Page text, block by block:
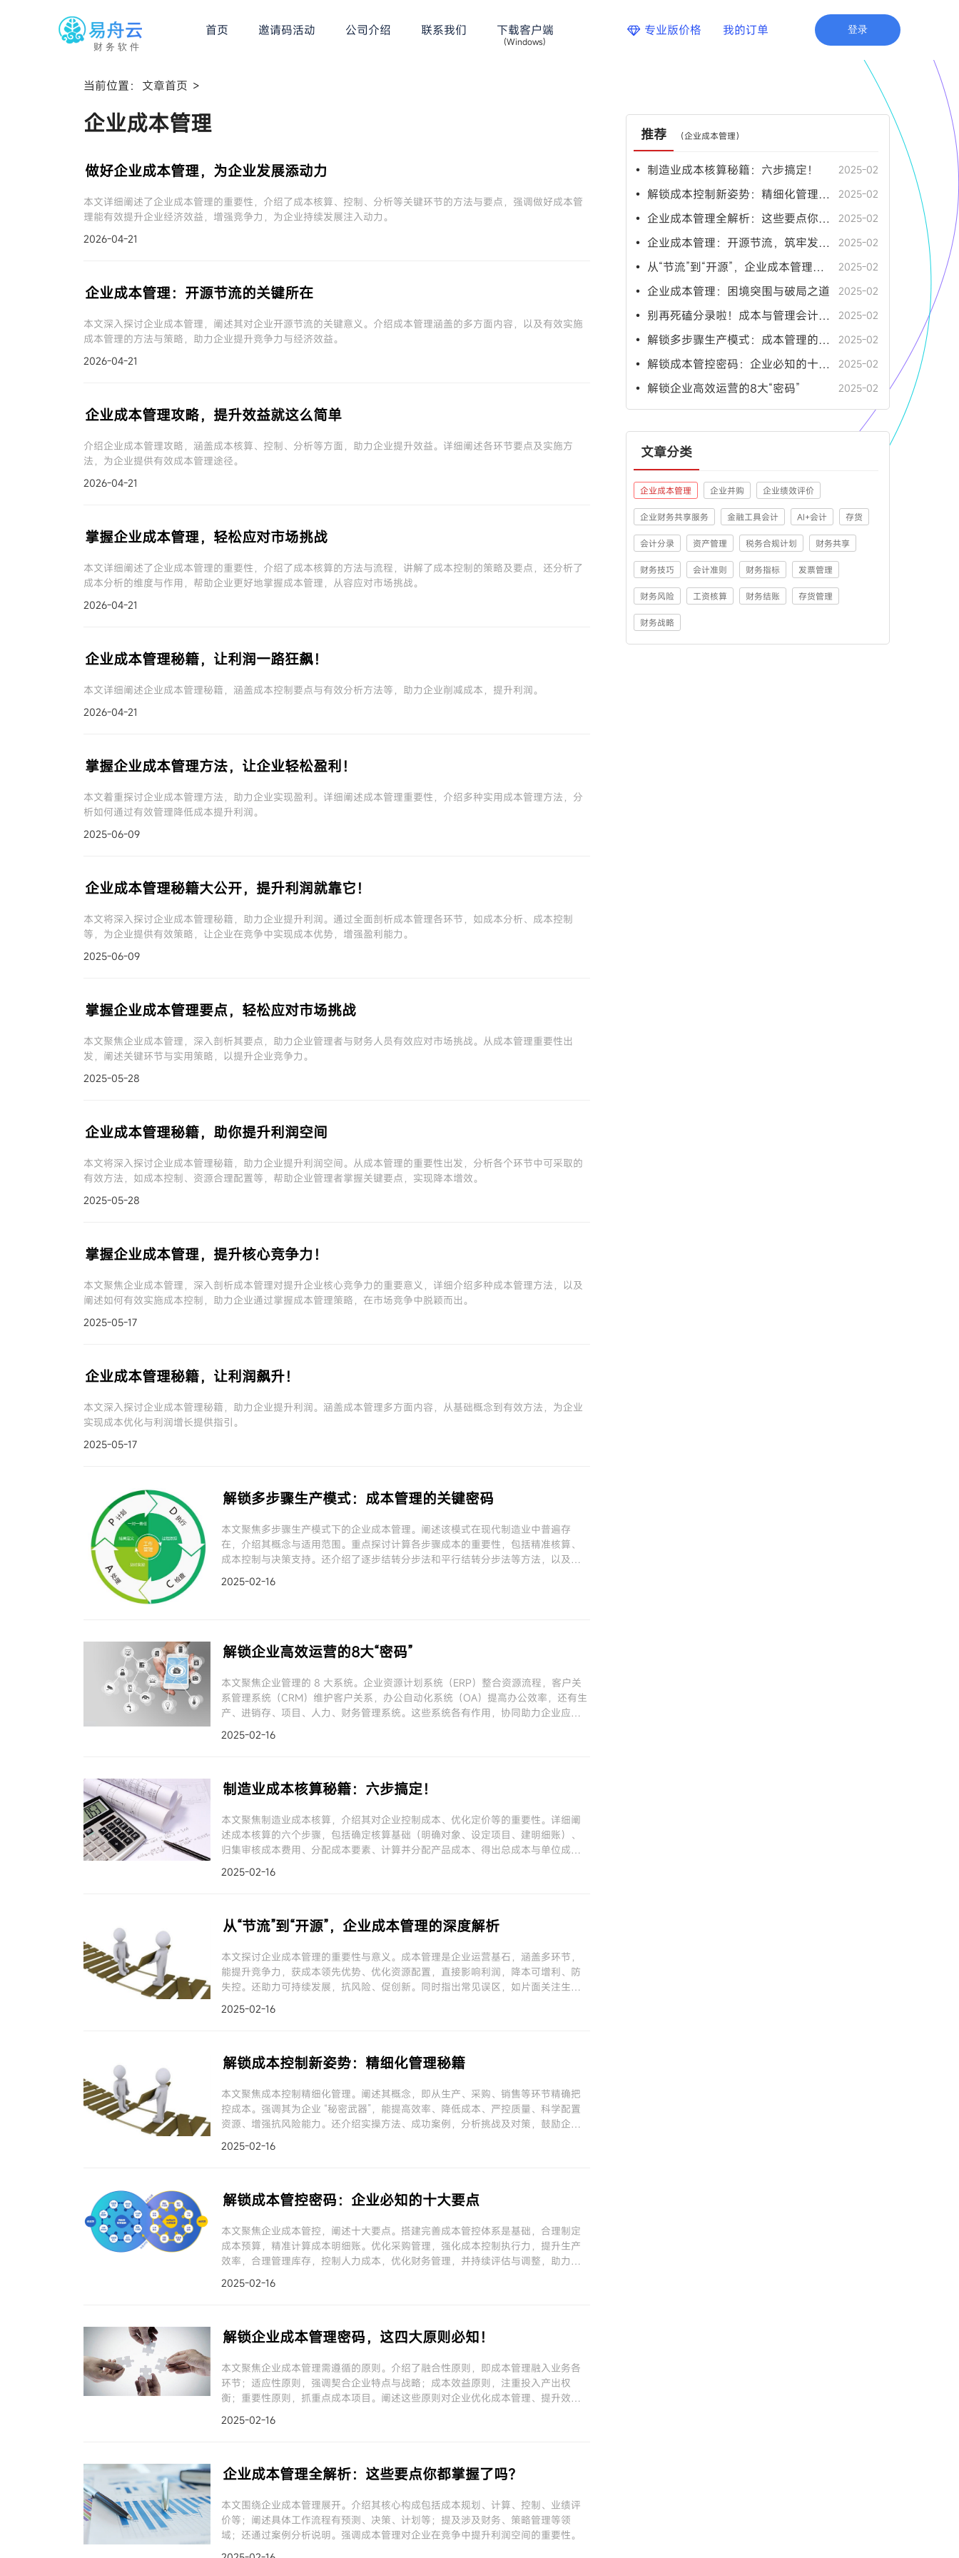
财务软件
首页 邀请码活动 公司介绍 联系我们 下载客户端
(Windows)
专业版价格 我的订单 登录
当前位置： 文章首页 >
企业成本管理
做好企业成本管理，为企业发展添动力
本文详细阐述了企业成本管理的重要性，介绍了成本核算、控制、分析等关键环节的方法与要点，强调做好成本管
理能有效提升企业经济效益，增强竞争力，为企业持续发展注入动力。
2026-04-21
企业成本管理：开源节流的关键所在
本文深入探讨企业成本管理，阐述其对企业开源节流的关键意义。介绍成本管理涵盖的多方面内容，以及有效实施
成本管理的方法与策略，助力企业提升竞争力与经济效益。
2026-04-21
企业成本管理攻略，提升效益就这么简单
介绍企业成本管理攻略，涵盖成本核算、控制、分析等方面，助力企业提升效益。详细阐述各环节要点及实施方
法，为企业提供有效成本管理途径。
2026-04-21
掌握企业成本管理，轻松应对市场挑战
本文详细阐述了企业成本管理的重要性，介绍了成本核算的方法与流程，讲解了成本控制的策略及要点，还分析了
成本分析的维度与作用，帮助企业更好地掌握成本管理，从容应对市场挑战。
2026-04-21
企业成本管理秘籍，让利润一路狂飙！
本文详细阐述企业成本管理秘籍，涵盖成本控制要点与有效分析方法等，助力企业削减成本，提升利润。
2026-04-21
掌握企业成本管理方法，让企业轻松盈利！
本文着重探讨企业成本管理方法，助力企业实现盈利。详细阐述成本管理重要性，介绍多种实用成本管理方法，分
析如何通过有效管理降低成本提升利润。
2025-06-09
企业成本管理秘籍大公开，提升利润就靠它！
本文将深入探讨企业成本管理秘籍，助力企业提升利润。通过全面剖析成本管理各环节，如成本分析、成本控制
等，为企业提供有效策略，让企业在竞争中实现成本优势，增强盈利能力。
2025-06-09
掌握企业成本管理要点，轻松应对市场挑战
本文聚焦企业成本管理，深入剖析其要点，助力企业管理者与财务人员有效应对市场挑战。从成本管理重要性出
发，阐述关键环节与实用策略，以提升企业竞争力。
2025-05-28
企业成本管理秘籍，助你提升利润空间
本文将深入探讨企业成本管理秘籍，助力企业提升利润空间。从成本管理的重要性出发，分析各个环节中可采取的
有效方法，如成本控制、资源合理配置等，帮助企业管理者掌握关键要点，实现降本增效。
2025-05-28
掌握企业成本管理，提升核心竞争力！
本文聚焦企业成本管理，深入剖析成本管理对提升企业核心竞争力的重要意义，详细介绍多种成本管理方法，以及
阐述如何有效实施成本控制，助力企业通过掌握成本管理策略，在市场竞争中脱颖而出。
2025-05-17
企业成本管理秘籍，让利润飙升！
本文深入探讨企业成本管理秘籍，助力企业提升利润。涵盖成本管理多方面内容，从基础概念到有效方法，为企业
实现成本优化与利润增长提供指引。
2025-05-17
解锁多步骤生产模式：成本管理的关键密码
本文聚焦多步骤生产模式下的企业成本管理。阐述该模式在现代制造业中普遍存
在，介绍其概念与适用范围。重点探讨计算各步骤成本的重要性，包括精准核算、
成本控制与决策支持。还介绍了逐步结转分步法和平行结转分步法等方法，以及成
本管理的关键要点和措施。
2025-02-16
解锁企业高效运营的8大“密码”
本文聚焦企业管理的 8 大系统。企业资源计划系统（ERP）整合资源流程，客户关
系管理系统（CRM）维护客户关系，办公自动化系统（OA）提高办公效率，还有生
产、进销存、项目、人力、财务管理系统。这些系统各有作用，协同助力企业应对
挑战，实现高效运营。
2025-02-16
制造业成本核算秘籍：六步搞定！
本文聚焦制造业成本核算，介绍其对企业控制成本、优化定价等的重要性。详细阐
述成本核算的六个步骤，包括确定核算基础（明确对象、设定项目、建明细账）、
归集审核成本费用、分配成本要素、计算并分配产品成本、得出总成本与单位成
本、结转产品销售成本。
2025-02-16
从“节流”到“开源”，企业成本管理的深度解析
本文探讨企业成本管理的重要性与意义。成本管理是企业运营基石，涵盖多环节，
能提升竞争力，获成本领先优势、优化资源配置，直接影响利润，降本可增利、防
失控。还助力可持续发展，抗风险、促创新。同时指出常见误区，如片面关注生产
成本、单纯降成本，呼吁重视成本管理。
2025-02-16
解锁成本控制新姿势：精细化管理秘籍
本文聚焦成本控制精细化管理。阐述其概念，即从生产、采购、销售等环节精确把
控成本。强调其为企业 “秘密武器”，能提高效率、降低成本、严控质量、科学配置
资源、增强抗风险能力。还介绍实操方法、成功案例，分析挑战及对策，鼓励企业
积极实践。
2025-02-16
解锁成本管控密码：企业必知的十大要点
本文聚焦企业成本管控，阐述十大要点。搭建完善成本管控体系是基础，合理制定
成本预算，精准计算成本明细账。优化采购管理，强化成本控制执行力，提升生产
效率，合理管理库存，控制人力成本，优化财务管理，并持续评估与调整，助力企
业有效管控成本。
2025-02-16
解锁企业成本管理密码，这四大原则必知！
本文聚焦企业成本管理需遵循的原则。介绍了融合性原则，即成本管理融入业务各
环节；适应性原则，强调契合企业特点与战略；成本效益原则，注重投入产出权
衡；重要性原则，抓重点成本项目。阐述这些原则对企业优化成本管理、提升效益
具有重要意义。
2025-02-16
企业成本管理全解析：这些要点你都掌握了吗？
本文围绕企业成本管理展开。介绍其核心构成包括成本规划、计算、控制、业绩评
价等；阐述具体工作流程有预测、决策、计划等；提及涉及财务、策略管理等领
域；还通过案例分析说明。强调成本管理对企业在竞争中提升利润空间的重要性。
推荐 （企业成本管理）
• 制造业成本核算秘籍：六步搞定！ 2025-02
• 解锁成本控制新姿势：精细化管理秘籍 2025-02
• 企业成本管理全解析：这些要点你都掌握了吗？ 2025-02
• 企业成本管理：开源节流，筑牢发展根基 2025-02
• 从“节流”到“开源”，企业成本管理的深度解析 2025-02
• 企业成本管理：困境突围与破局之道 2025-02
• 别再死磕分录啦！成本与管理会计超实用指南 2025-02
• 解锁多步骤生产模式：成本管理的关键密码 2025-02
• 解锁成本管控密码：企业必知的十大要点 2025-02
• 解锁企业高效运营的8大“密码” 2025-02
文章分类
企业成本管理 企业并购 企业绩效评价
企业财务共享服务 金融工具会计 AI+会计 存货
会计分录 资产管理 税务合规计划 财务共享
财务技巧 会计准则 财务指标 发票管理
财务风险 工资核算 财务结账 存货管理
财务战略